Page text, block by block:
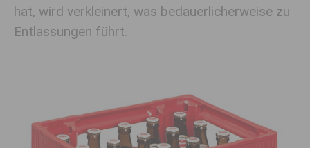
hat, wird verkleinert, was bedauerlicherweise zu
Entlassungen führt.